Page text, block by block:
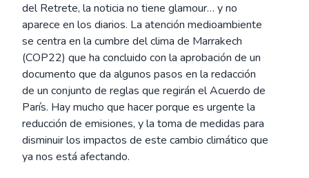
del Retrete, la noticia no tiene glamour… y no
aparece en los diarios. La atención medioambiente
se centra en la cumbre del clima de Marrakech
(COP22) que ha concluido con la aprobación de un
documento que da algunos pasos en la redacción
de un conjunto de reglas que regirán el Acuerdo de
París. Hay mucho que hacer porque es urgente la
reducción de emisiones, y la toma de medidas para
disminuir los impactos de este cambio climático que
ya nos está afectando.